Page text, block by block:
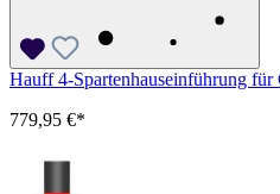
Hauff 4-Spartenhauseinführung für
779,95 €*